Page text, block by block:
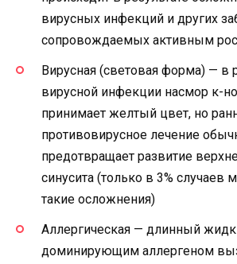
вирусных инфекций и других
сопровождаемых активным
Вирусная (световая форма) — в
вирусной инфекции насмор к-
принимает желтый цвет, но
противовирусное лечение
предотвращает развитие
синусита (только в 3% случаев
такие осложнения)
Аллергическая — длинный
доминирующим аллергеном